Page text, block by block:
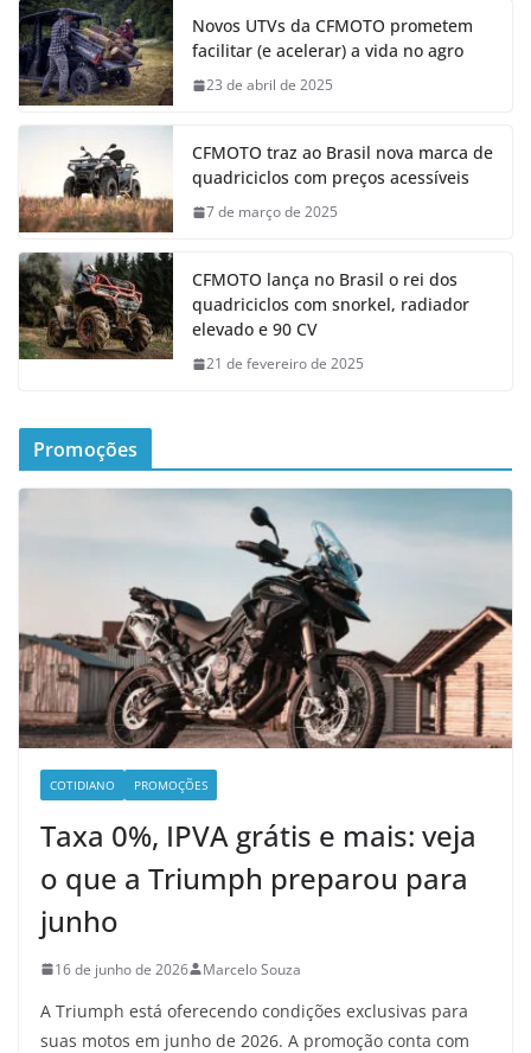
Novos UTVs da CFMOTO prometem
facilitar (e acelerar) a vida no agro
23 de abril de 2025
CFMOTO traz ao Brasil nova marca de
quadriciclos com preços acessíveis
7 de março de 2025
CFMOTO lança no Brasil o rei dos
quadriciclos com snorkel, radiador
elevado e 90 CV
21 de fevereiro de 2025
Promoções
COTIDIANO PROMOÇÕES
Taxa 0%, IPVA grátis e mais: veja
o que a Triumph preparou para
junho
16 de junho de 2026 Marcelo Souza
A Triumph está oferecendo condições exclusivas para
suas motos em junho de 2026. A promoção conta com